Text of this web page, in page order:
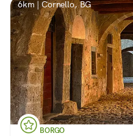
6km | Cornello, BG
BORGO